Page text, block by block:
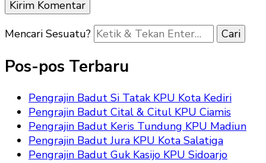
Mencari Sesuatu?
Pos-pos Terbaru
Pengrajin Badut Si Tatak KPU Kota Kediri
Pengrajin Badut Cital & Citul KPU Ciamis
Pengrajin Badut Keris Tundung KPU Madiun
Pengrajin Badut Jura KPU Kota Salatiga
Pengrajin Badut Guk Kasijo KPU Sidoarjo